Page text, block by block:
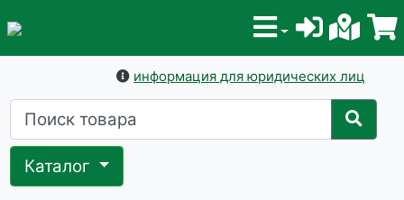
информация для юридических лиц
Каталог